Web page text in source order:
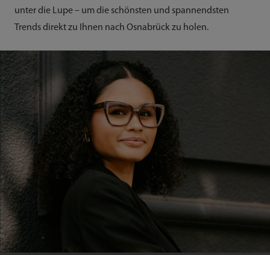
unter die Lupe – um die schönsten und spannendsten
Trends direkt zu Ihnen nach Osnabrück zu holen.